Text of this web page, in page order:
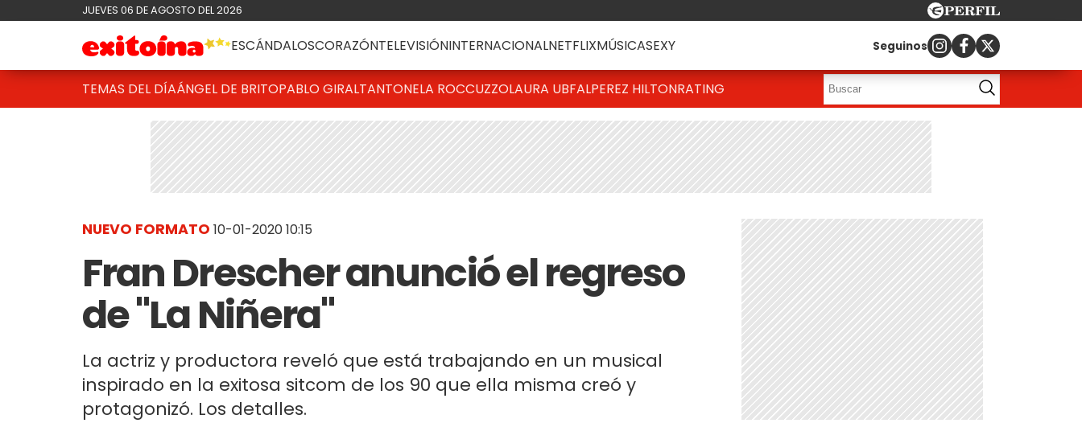
JUEVES 06 DE AGOSTO DEL 2026
ESCÁNDALOSCORAZÓNTELEVISIÓNINTERNACIONALNETFLIXMÚSICASEXY Seguinos
TEMAS DEL DÍAÁNGEL DE BRITOPABLO GIRALTANTONELA ROCCUZZOLAURA UBFALPEREZ HILTONRATING
NUEVO FORMATO 10-01-2020 10:15
Fran Drescher anunció el regreso
de "La Niñera"
La actriz y productora reveló que está trabajando en un musical
inspirado en la exitosa sitcom de los 90 que ella misma creó y
protagonizó. Los detalles.